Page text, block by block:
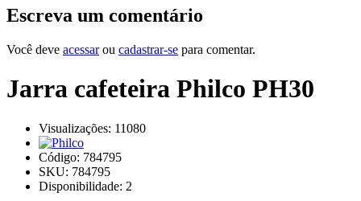
Escreva um comentário
Você deve acessarou cadastrar-se para comentar.
Jarra cafeteira Philco PH30
Visualizações: 11080
Código: 784795
SKU: 784795
Disponibilidade: 2